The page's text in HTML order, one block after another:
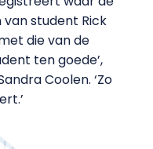
student Rick
die van de
ten goede’,
Coolen. ‘Zo